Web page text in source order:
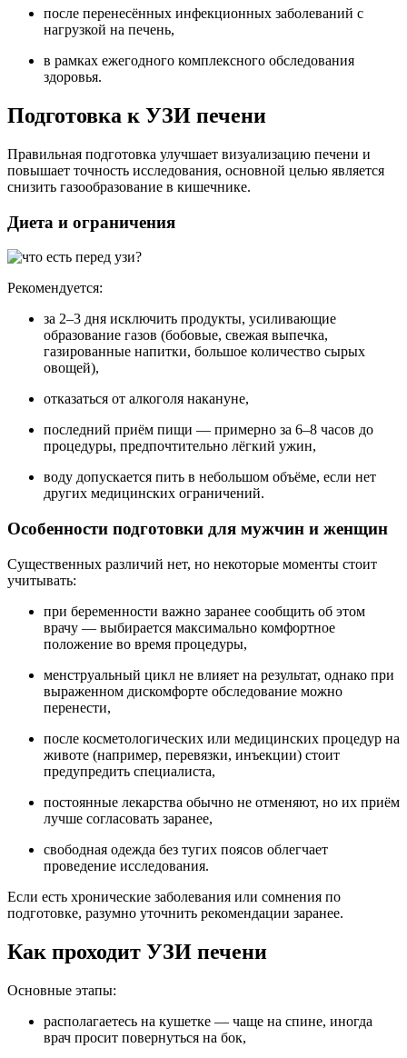
после перенесённых инфекционных заболеваний с
нагрузкой на печень,
в рамках ежегодного комплексного обследования
здоровья.
Подготовка к УЗИ печени
Правильная подготовка улучшает визуализацию печени и
повышает точность исследования, основной целью является
снизить газообразование в кишечнике.
Диета и ограничения
Рекомендуется:
за 2–3 дня исключить продукты, усиливающие
образование газов (бобовые, свежая выпечка,
газированные напитки, большое количество сырых
овощей),
отказаться от алкоголя накануне,
последний приём пищи — примерно за 6–8 часов до
процедуры, предпочтительно лёгкий ужин,
воду допускается пить в небольшом объёме, если нет
других медицинских ограничений.
Особенности подготовки для мужчин и женщин
Существенных различий нет, но некоторые моменты стоит
учитывать:
при беременности важно заранее сообщить об этом
врачу — выбирается максимально комфортное
положение во время процедуры,
менструальный цикл не влияет на результат, однако при
выраженном дискомфорте обследование можно
перенести,
после косметологических или медицинских процедур на
животе (например, перевязки, инъекции) стоит
предупредить специалиста,
постоянные лекарства обычно не отменяют, но их приём
лучше согласовать заранее,
свободная одежда без тугих поясов облегчает
проведение исследования.
Если есть хронические заболевания или сомнения по
подготовке, разумно уточнить рекомендации заранее.
Как проходит УЗИ печени
Основные этапы:
располагаетесь на кушетке — чаще на спине, иногда
врач просит повернуться на бок,